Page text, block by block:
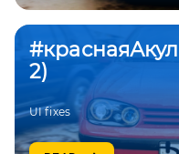
2)
UI fixes